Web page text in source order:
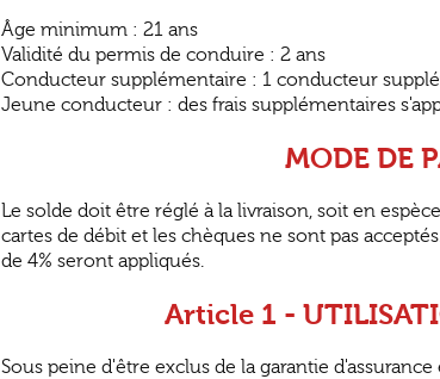
Âge minimum : 21 ans
Validité du permis de conduire : 2 ans
Conducteur supplémentaire : 1 conducteur
Jeune conducteur : des frais supplémentaires
MODE DE
Le solde doit être réglé à la livraison, soit en
cartes de débit et les chèques ne sont pas
de 4% seront appliqués.
Article 1 -
Sous peine d'être exclus de la garantie